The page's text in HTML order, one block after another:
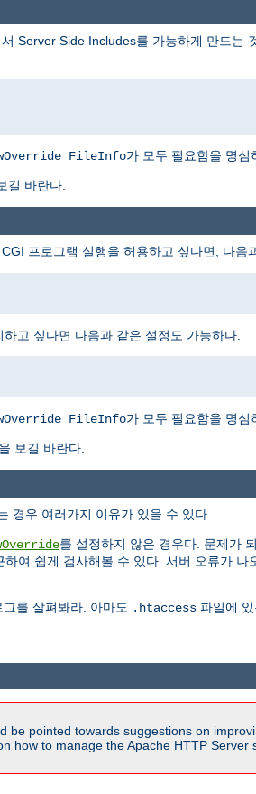
Server Side Includes를 가능하게 만드는
FileInfo가 모두 필요함을 명심
길 바란다.
프로그램 실행을 허용하고 싶다면, 다음
고 싶다면 다음과 같은 설정도 가능하다.
FileInfo가 모두 필요함을 명심
을 보길 바란다.
경우 여러가지 이유가 있을 수 있다.
를 설정하지 않은 경우다. 문제가
여 쉽게 검사해볼 수 있다. 서버 오류가 나
를 살펴봐라. 아마도 .htaccess 파일에
be pointed towards suggestions on
how to manage the Apache HTTP